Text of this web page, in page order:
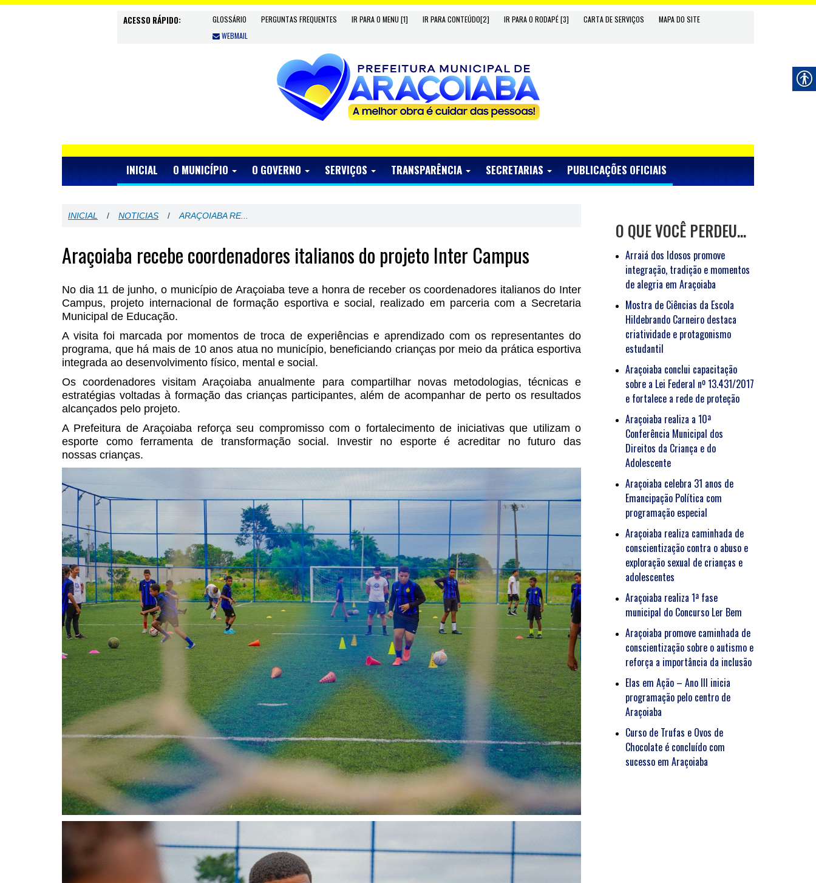
ACESSO RÁPIDO: GLOSSÁRIO PERGUNTAS FREQUENTES IR PARA O MENU [1] IR PARA CONTEÚDO[2] IR PARA O RODAPÉ [3] CARTA DE SERVIÇOS
MAPA DO SITE
WEBMAIL
INICIAL O MUNICÍPIO O GOVERNO SERVIÇOS TRANSPARÊNCIA SECRETARIAS PUBLICAÇÕES OFICIAIS
INICIAL / NOTICIAS / ARAÇOIABA RE...
Araçoiaba recebe coordenadores italianos do projeto Inter Campus
No dia 11 de junho, o município de Araçoiaba teve a honra de receber os coordenadores italianos do Inter
Campus, projeto internacional de formação esportiva e social, realizado em parceria com a Secretaria
Municipal de Educação.
A visita foi marcada por momentos de troca de experiências e aprendizado com os representantes do
programa, que há mais de 10 anos atua no município, beneficiando crianças por meio da prática esportiva
integrada ao desenvolvimento físico, mental e social.
Os coordenadores visitam Araçoiaba anualmente para compartilhar novas metodologias, técnicas e
estratégias voltadas à formação das crianças participantes, além de acompanhar de perto os resultados
alcançados pelo projeto.
A Prefeitura de Araçoiaba reforça seu compromisso com o fortalecimento de iniciativas que utilizam o
esporte como ferramenta de transformação social. Investir no esporte é acreditar no futuro das
nossas crianças.
O QUE VOCÊ PERDEU…
Arraiá dos Idosos promove
integração, tradição e momentos
de alegria em Araçoiaba
Mostra de Ciências da Escola
Hildebrando Carneiro destaca
criatividade e protagonismo
estudantil
Araçoiaba conclui capacitação
sobre a Lei Federal nº 13.431/2017
e fortalece a rede de proteção
Araçoiaba realiza a 10ª
Conferência Municipal dos
Direitos da Criança e do
Adolescente
Araçoiaba celebra 31 anos de
Emancipação Política com
programação especial
Araçoiaba realiza caminhada de
conscientização contra o abuso e
exploração sexual de crianças e
adolescentes
Araçoiaba realiza 1ª fase
municipal do Concurso Ler Bem
Araçoiaba promove caminhada de
conscientização sobre o autismo e
reforça a importância da inclusão
Elas em Ação – Ano III inicia
programação pelo centro de
Araçoiaba
Curso de Trufas e Ovos de
Chocolate é concluído com
sucesso em Araçoiaba